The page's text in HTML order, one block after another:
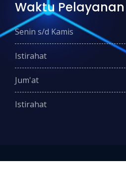
Waktu Pelayanan
Senin s/d Kamis
Istirahat
Jum'at
Istirahat